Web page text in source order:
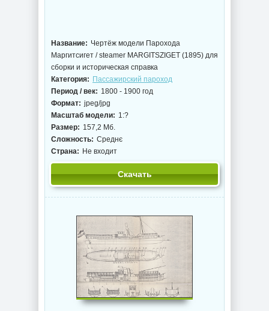
Название: Чертёж модели Парохода
Маргитсигет / steamer MARGITSZIGET (1895) для
сборки и историческая справка
Категория: Пассажирский пароход
Период / век: 1800 - 1900 год
Формат: jpeg/jpg
Масштаб модели: 1:?
Размер: 157,2 Мб.
Сложность: Среднє
Страна: Не входит
Скачать